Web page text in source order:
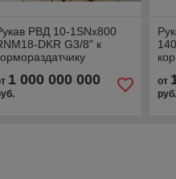
РВД 10-1SNx800
DKR G3/8" к
1 000 000 000 от